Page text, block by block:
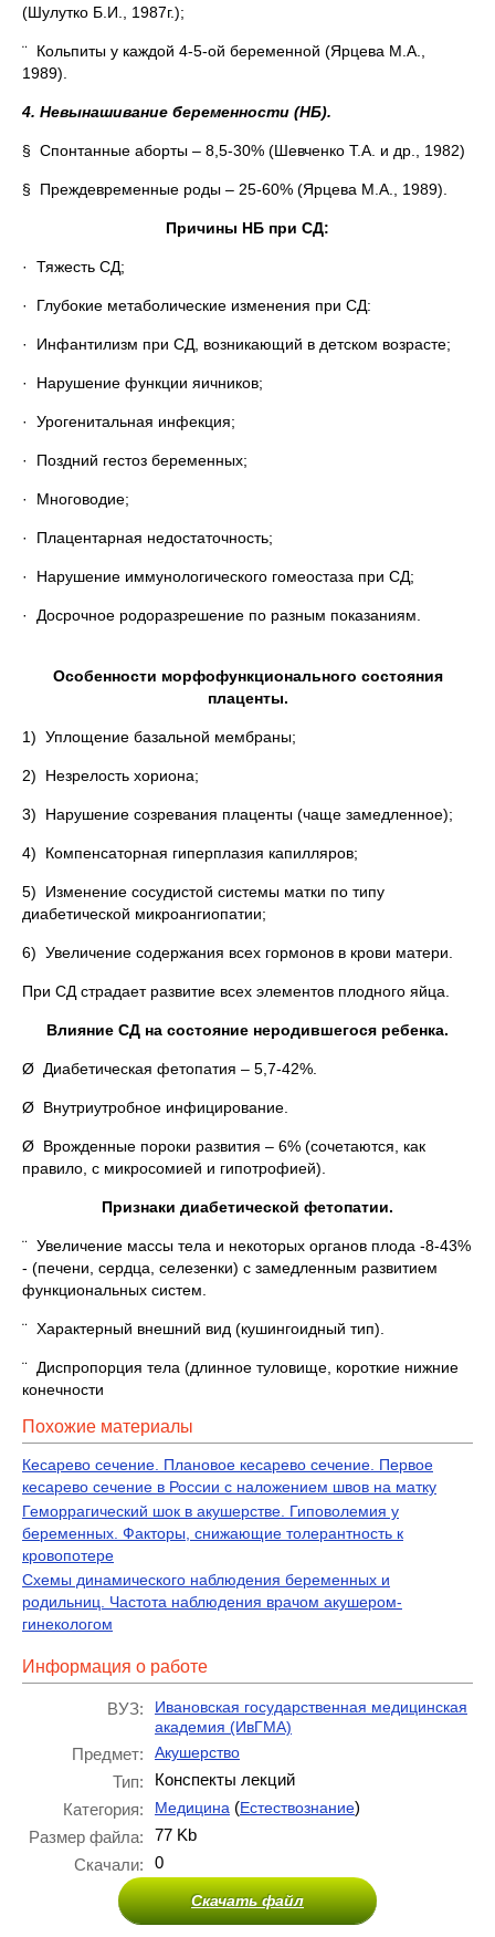
(Шулутко Б.И., 1987г.);
¨ Кольпиты у каждой 4-5-ой беременной (Ярцева М.А.,
1989).
4. Невынашивание беременности (НБ).
§ Спонтанные аборты – 8,5-30% (Шевченко Т.А. и др., 1982)
§ Преждевременные роды – 25-60% (Ярцева М.А., 1989).
Причины НБ при СД:
· Тяжесть СД;
· Глубокие метаболические изменения при СД:
· Инфантилизм при СД, возникающий в детском возрасте;
· Нарушение функции яичников;
· Урогенитальная инфекция;
· Поздний гестоз беременных;
· Многоводие;
· Плацентарная недостаточность;
· Нарушение иммунологического гомеостаза при СД;
· Досрочное родоразрешение по разным показаниям.
Особенности морфофункционального состояния
плаценты.
1) Уплощение базальной мембраны;
2) Незрелость хориона;
3) Нарушение созревания плаценты (чаще замедленное);
4) Компенсаторная гиперплазия капилляров;
5) Изменение сосудистой системы матки по типу
диабетической микроангиопатии;
6) Увеличение содержания всех гормонов в крови матери.
При СД страдает развитие всех элементов плодного яйца.
Влияние СД на состояние неродившегося ребенка.
Ø Диабетическая фетопатия – 5,7-42%.
Ø Внутриутробное инфицирование.
Ø Врожденные пороки развития – 6% (сочетаются, как
правило, с микросомией и гипотрофией).
Признаки диабетической фетопатии.
¨ Увеличение массы тела и некоторых органов плода ‑8-43%
‑ (печени, сердца, селезенки) с замедленным развитием
функциональных систем.
¨ Характерный внешний вид (кушингоидный тип).
¨ Диспропорция тела (длинное туловище, короткие нижние
конечности
Похожие материалы
Кесарево сечение. Плановое кесарево сечение. Первое
кесарево сечение в России с наложением швов на матку
Геморрагический шок в акушерстве. Гиповолемия у
беременных. Факторы, снижающие толерантность к
кровопотере
Схемы динамического наблюдения беременных и
родильниц. Частота наблюдения врачом акушером-
гинекологом
Информация о работе
ВУЗ:
Ивановская государственная медицинская
академия (ИвГМА)
Предмет: Акушерство
Тип:
Конспекты лекций
Категория:
Медицина (Естествознание)
Размер файла:
77 Kb
Скачали:
0
Скачать файл